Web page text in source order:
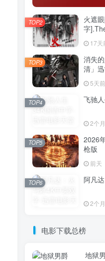
火遮
字
17天
TOP2
消失
清」
5天前
TOP3
飞驰
2个
TOP4
2026
枪版
前天
TOP5
阿凡
2个
TOP6
电影下载总榜
地狱
4 《换座位后，发现身后的男生好像喜欢我
5 《波兰家族 第三季》百度云网
6 《鸡肉帝国：快餐阴谋》百度云
3.7W+人已阅读
电影迅雷天堂迁移新
维护完毕!
TOP1
高清
TOP2
消失
清」迅
5天前
TOP3